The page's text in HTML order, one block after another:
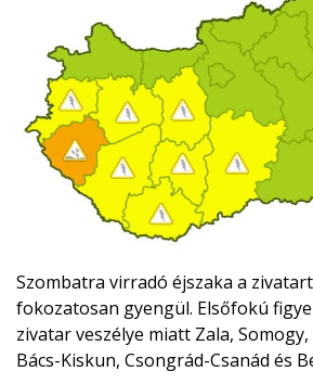
Szombatra virradó éjszaka a
fokozatosan gyengül. Elsőfokú
zivatar veszélye miatt Zala,
Bács-Kiskun, Csongrád-Csanád és